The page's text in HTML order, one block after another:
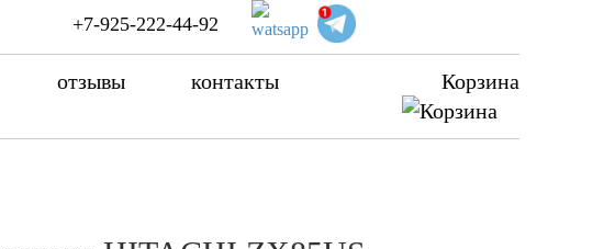
+7-925-222-44-92
отзывы контакты Корзина